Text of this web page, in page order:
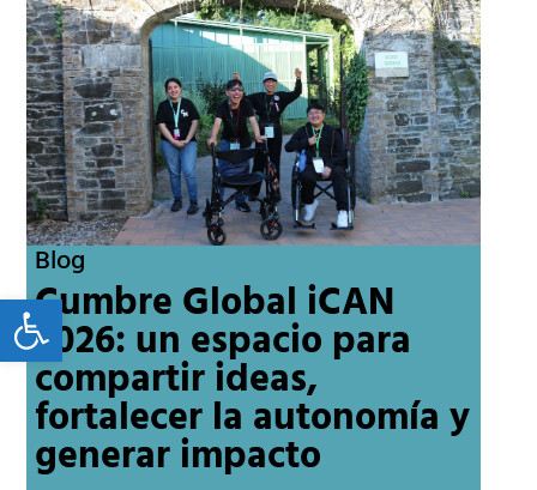
Open toolbar
Blog
Cumbre Global iCAN
2026: un espacio para
compartir ideas,
fortalecer la autonomía y
generar impacto